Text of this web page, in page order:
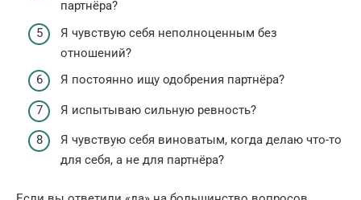
партнёра?
Я чувствую себя неполноценным без
отношений?
Я постоянно ищу одобрения партнёра?
Я испытываю сильную ревность?
Я чувствую себя виноватым, когда делаю что-то
для себя, а не для партнёра?